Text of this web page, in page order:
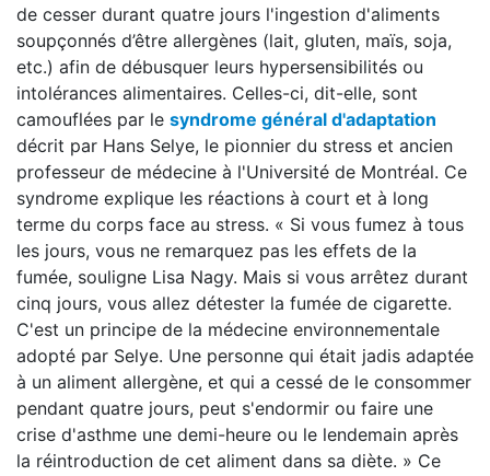
de cesser durant quatre jours l'ingestion d'aliments
soupçonnés d’être allergènes (lait, gluten, maïs, soja,
etc.) afin de débusquer leurs hypersensibilités ou
intolérances alimentaires. Celles-ci, dit-elle, sont
camouflées par le syndrome général d'adaptation
décrit par Hans Selye, le pionnier du stress et ancien
professeur de médecine à l'Université de Montréal. Ce
syndrome explique les réactions à court et à long
terme du corps face au stress. « Si vous fumez à tous
les jours, vous ne remarquez pas les effets de la
fumée, souligne Lisa Nagy. Mais si vous arrêtez durant
cinq jours, vous allez détester la fumée de cigarette.
C'est un principe de la médecine environnementale
adopté par Selye. Une personne qui était jadis adaptée
à un aliment allergène, et qui a cessé de le consommer
pendant quatre jours, peut s'endormir ou faire une
crise d'asthme une demi-heure ou le lendemain après
la réintroduction de cet aliment dans sa diète. » Ce